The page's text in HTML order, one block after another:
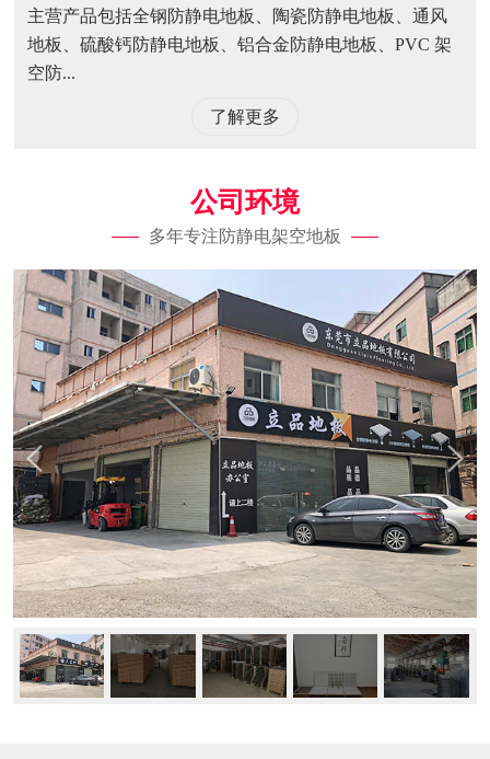
主营产品包括全钢防静电地板、陶瓷防静电地板、通风
地板、硫酸钙防静电地板、铝合金防静电地板、PVC 架
空防...
了解更多
公司环境
多年专注防静电架空地板